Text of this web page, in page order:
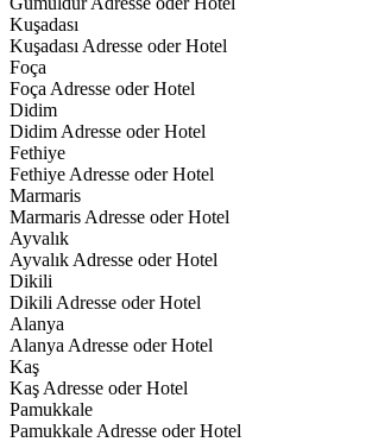
Kuşadası
Kuşadası Adresse oder Hotel
Foça
Foça Adresse oder Hotel
Didim
Didim Adresse oder Hotel
Fethiye
Fethiye Adresse oder Hotel
Marmaris
Marmaris Adresse oder Hotel
Ayvalık
Ayvalık Adresse oder Hotel
Dikili
Dikili Adresse oder Hotel
Alanya
Alanya Adresse oder Hotel
Kaş
Kaş Adresse oder Hotel
Pamukkale
Pamukkale Adresse oder Hotel